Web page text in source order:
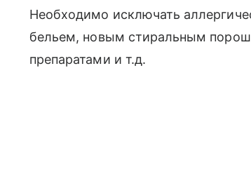
Необходимо исключать
бельем, новым стиральным
препаратами и т.д.